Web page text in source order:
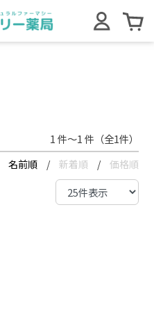
1 件～1 件（全1件）
名前順 / 新着順 / 価格順